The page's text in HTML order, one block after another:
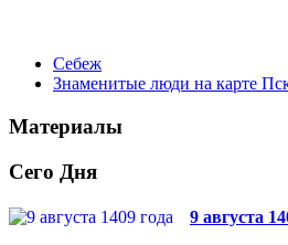
Себеж
Знаменитые люди на карте
Материалы
Сего Дня
9 августа